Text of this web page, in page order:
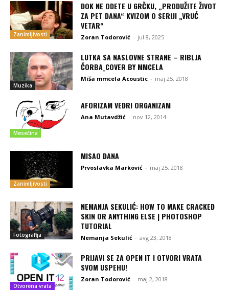
Zanimljivosti
DOK NE ODETE U GRČKU, „PRODUŽITE ŽIVOT
ZA PET DANA“ KVIZOM O SERIJI „VRUĆ
VETAR“
Zoran Todorović - jul 8, 2025
Muzika
LUTKA SA NASLOVNE STRANE – RIBLJA
ČORBA_COVER BY MMCELA
Miša mmcela Acoustic - maj 25, 2018
Mesečina
AFORIZAM VEDRI ORGANIZAM
Ana Mutavdžić - nov 12, 2014
Zanimljivosti
MISAO DANA
Prvoslavka Marković - maj 25, 2018
Fotografija
NEMANJA SEKULIĆ: HOW TO MAKE CRACKED
SKIN OR ANYTHING ELSE | PHOTOSHOP
TUTORIAL
Nemanja Sekulić - avg 23, 2018
Otvorena vrata
PRIJAVI SE ZA OPEN IT I OTVORI VRATA
SVOM USPEHU!
Zoran Todorović - maj 2, 2018